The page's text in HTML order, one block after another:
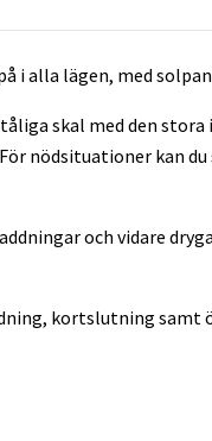
i alla lägen, med
skal med den
nödsituationer kan
och vidare
kortslutning samt